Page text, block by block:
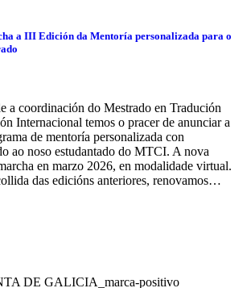
a III Edición da Mentoría personalizada para o
a coordinación do Mestrado en Tradución
Internacional temos o pracer de anunciar a
de mentoría personalizada con
ao noso estudantado do MTCI. A nova
en marzo 2026, en modalidade virtual.
das edicións anteriores, renovamos…